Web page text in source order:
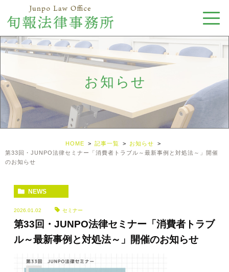
お知らせ
HOME 記事一覧
お知らせ
第33回・JUNPO法律セミナー「消費者トラブル～最新事例と対処法～」開催
のお知らせ
NEWS
2026.01.02 セミナー
第33回・JUNPO法律セミナー「消費者トラブ
ル～最新事例と対処法～」開催のお知らせ